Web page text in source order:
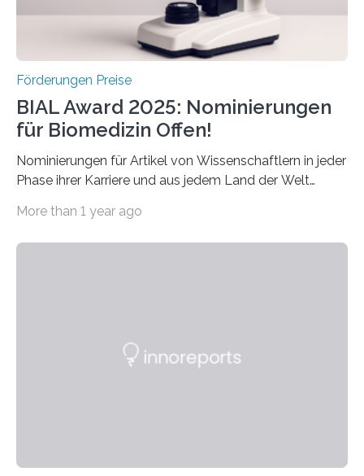
Förderungen Preise
BIAL Award 2025: Nominierungen
für Biomedizin Offen!
Nominierungen für Artikel von Wissenschaftlern in jeder
Phase ihrer Karriere und aus jedem Land der Welt
Leben gerufen, um die bemerkenswertesten
Foundation, des BIAL Award in Biomedicine ist in
More than 1 year ago